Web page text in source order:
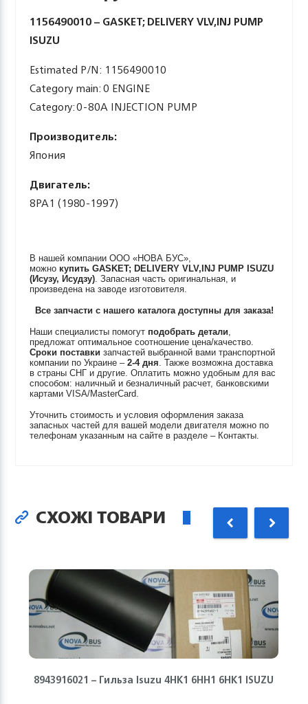
1156490010 – GASKET; DELIVERY VLV,INJ PUMP
ISUZU
Estimated P/N: 1156490010
Category main: 0 ENGINE
Category: 0-80A INJECTION PUMP
Производитель:
Япония
Двигатель:
8PA1 (1980-1997)
В нашей компании ООО «НОВА БУС»,
можно купитьGASKET; DELIVERY VLV,INJ PUMP ISUZU
(Исузу, Исудзу). Запасная часть оригинальная, и
произведена на заводе изготовителя.
Все запчасти с нашего каталога доступны для заказа!
Наши специалисты помогут подобрать детали,
предложат оптимальное соотношение цена/качество.
Сроки поставки запчастей выбранной вами транспортной
компании по Украине –2-4 дня. Также возможна доставка
в страны СНГ и другие. Оплатить можно удобным для вас
способом: наличный и безналичный расчет, банковскими
картами VISA/MasterCard.
Уточнить стоимость и условия оформления заказа
запасных частей для вашей модели двигателя можно по
телефонам указанным на сайте в разделе – Контакты.
СХОЖІ ТОВАРИ
8943916021 – Гильза Isuzu 4HK1 6HH1 6HK1 ISUZU